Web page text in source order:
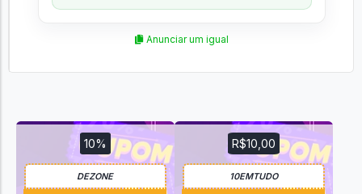
Anunciar um igual
10% R$10,00